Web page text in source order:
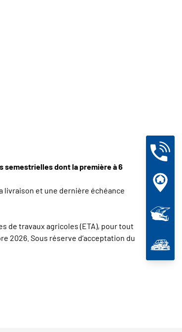
semestrielles dont la première à 6
livraison et une dernière échéance
de travaux agricoles (ETA), pour tout
2026. Sous réserve d’acceptation du